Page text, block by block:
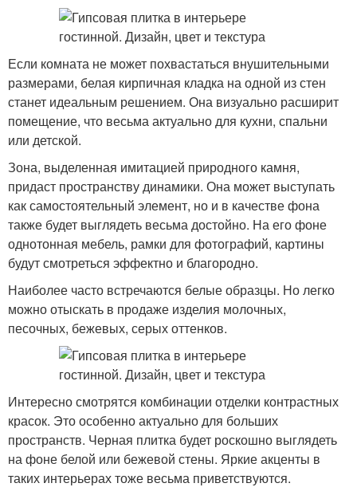
Если комната не может похвастаться внушительными
размерами, белая кирпичная кладка на одной из стен
станет идеальным решением. Она визуально расширит
помещение, что весьма актуально для кухни, спальни
или детской.
Зона, выделенная имитацией природного камня,
придаст пространству динамики. Она может выступать
как самостоятельный элемент, но и в качестве фона
также будет выглядеть весьма достойно. На его фоне
однотонная мебель, рамки для фотографий, картины
будут смотреться эффектно и благородно.
Наиболее часто встречаются белые образцы. Но легко
можно отыскать в продаже изделия молочных,
песочных, бежевых, серых оттенков.
Интересно смотрятся комбинации отделки контрастных
красок. Это особенно актуально для больших
пространств. Черная плитка будет роскошно выглядеть
на фоне белой или бежевой стены. Яркие акценты в
таких интерьерах тоже весьма приветствуются.